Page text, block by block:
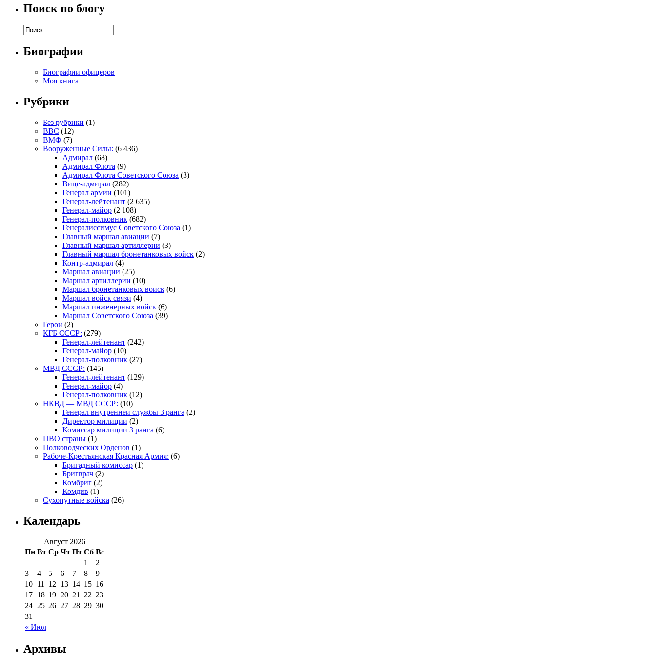
Поиск по блогу
Биографии
Биографии офицеров
Моя книга
Рубрики
Без рубрики (1)
ВВС (12)
ВМФ (7)
Вооруженные Силы: (6 436)
Адмирал (68)
Адмирал Флота (9)
Адмирал Флота Советского Союза (3)
Вице-адмирал (282)
Генерал армии (101)
Генерал-лейтенант (2 635)
Генерал-майор (2 108)
Генерал-полковник (682)
Генералиссимус Советского Союза (1)
Главный маршал авиации (7)
Главный маршал артиллерии (3)
Главный маршал бронетанковых войск (2)
Контр-адмирал (4)
Маршал авиации (25)
Маршал артиллерии (10)
Маршал бронетанковых войск (6)
Маршал войск связи (4)
Маршал инженерных войск (6)
Маршал Советского Союза (39)
Герои (2)
КГБ СССР: (279)
Генерал-лейтенант (242)
Генерал-майор (10)
Генерал-полковник (27)
МВД СССР: (145)
Генерал-лейтенант (129)
Генерал-майор (4)
Генерал-полковник (12)
НКВД — МВД СССР: (10)
Генерал внутренней службы 3 ранга (2)
Директор милиции (2)
Комиссар милиции 3 ранга (6)
ПВО страны (1)
Полководческих Орденов (1)
Рабоче-Крестьянская Красная Армия: (6)
Бригадный комиссар (1)
Бригврач (2)
Комбриг (2)
Комдив (1)
Сухопутные войска (26)
Календарь
Август 2026
Пн Вт Ср Чт Пт Сб Вс
« Июл
1
2
3
4 5 6 7 8
9
10 11 12 13 14 15 16
17 18 19 20 21 22 23
24 25 26 27 28 29 30
31
Архивы